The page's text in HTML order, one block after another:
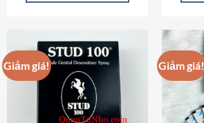
có
nhiều
biến
thể.
Các
Giảm giá! Giảm giá!